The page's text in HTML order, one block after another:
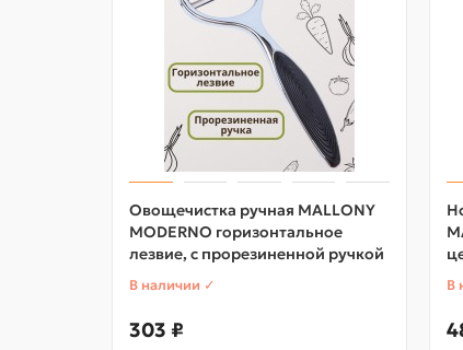
Овощечистка ручная MALLONY
MODERNO горизонтальное
лезвие, с прорезиненной ручкой
В наличии ✓
303 ₽
В